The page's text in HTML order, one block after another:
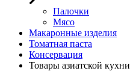
Палочки
Мясо
Макаронные изделия
Томатная паста
Консервация
Товары азиатской кухни